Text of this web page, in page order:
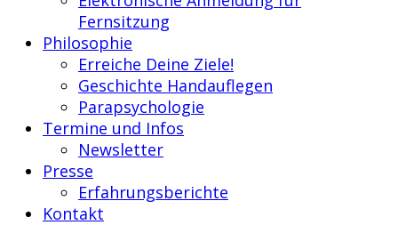
Fernsitzung
Philosophie
Erreiche Deine Ziele!
Geschichte Handauflegen
Parapsychologie
Termine und Infos
Newsletter
Presse
Erfahrungsberichte
Kontakt